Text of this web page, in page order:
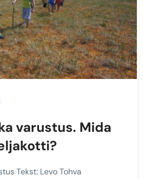
varustus. Mida
Tekst: Levo Tohva